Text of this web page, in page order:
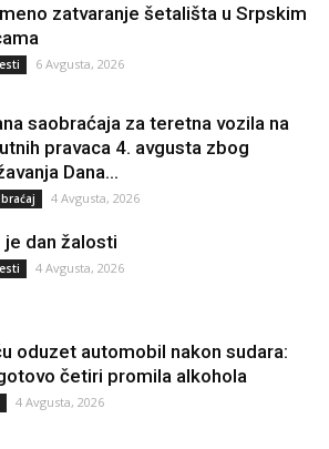
zatvaranje šetališta u Srpskim
6 Avgusta, 2026
saobraćaja za teretna vozila na
pravaca 4. avgusta zbog
Dana...
4 Avgusta, 2026
je dan žalosti
4 Avgusta, 2026
oduzet automobil nakon sudara:
četiri promila alkohola
4 Avgusta, 2026